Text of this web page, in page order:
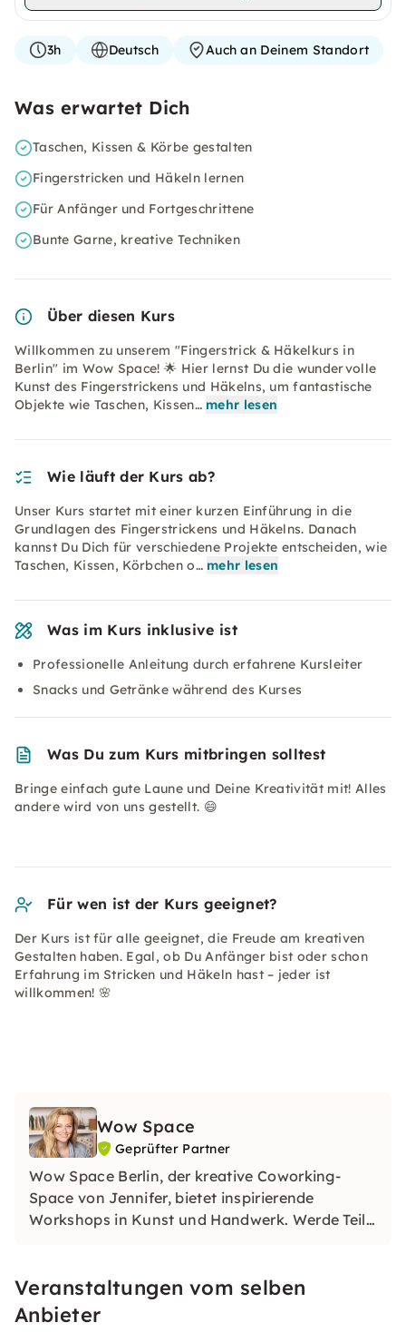
3h Deutsch Auch an Deinem Standort
Was erwartet Dich
Taschen, Kissen & Körbe gestalten
Fingerstricken und Häkeln lernen
Für Anfänger und Fortgeschrittene
Bunte Garne, kreative Techniken
Über diesen Kurs
Willkommen zu unserem "Fingerstrick & Häkelkurs in
Berlin" im Wow Space! 🌟 Hier lernst Du die wundervolle
Kunst des Fingerstrickens und Häkelns, um fantastische
Objekte wie Taschen, Kissen… mehr lesen
Wie läuft der Kurs ab?
Unser Kurs startet mit einer kurzen Einführung in die
Grundlagen des Fingerstrickens und Häkelns. Danach
kannst Du Dich für verschiedene Projekte entscheiden, wie
Taschen, Kissen, Körbchen o… mehr lesen
Was im Kurs inklusive ist
Professionelle Anleitung durch erfahrene Kursleiter
Snacks und Getränke während des Kurses
Was Du zum Kurs mitbringen solltest
Bringe einfach gute Laune und Deine Kreativität mit! Alles
andere wird von uns gestellt. 😄
Für wen ist der Kurs geeignet?
Der Kurs ist für alle geeignet, die Freude am kreativen
Gestalten haben. Egal, ob Du Anfänger bist oder schon
Erfahrung im Stricken und Häkeln hast – jeder ist
willkommen! 🌸
Wow Space
Geprüfter Partner
Wow Space Berlin, der kreative Coworking-
Space von Jennifer, bietet inspirierende
Workshops in Kunst und Handwerk. Werde Teil
unserem Wow Space in Berlin.
Veranstaltungen vom selben
Anbieter